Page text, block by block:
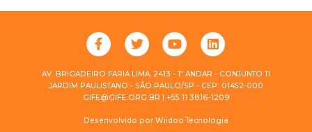
AV. BRIGADEIRO FARIA LIMA, 2413 - 1º ANDAR - CONJUNTO 11
JARDIM PAULISTANO - SÃO PAULO/SP - CEP: 01452-000
GIFE@GIFE.ORG.BR | +55 11 3816-1209
Desenvolvido por Wiidoo Tecnologia